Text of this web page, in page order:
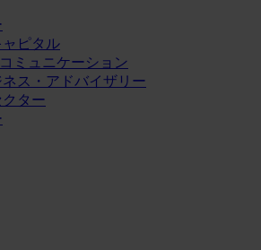
ピタル
ミュニケーション
ス・アドバイザリー
ター